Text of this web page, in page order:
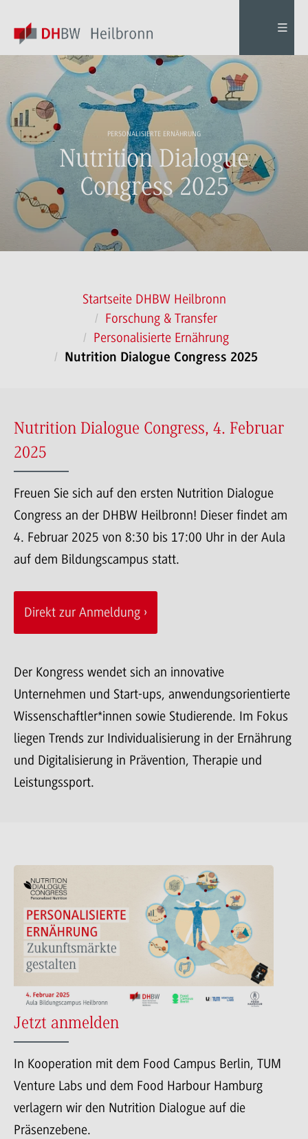
PERSONALISIERTE ERNÄHRUNG
Nutrition Dialogue
Congress 2025
Startseite DHBW Heilbronn
Forschung & Transfer
Personalisierte Ernährung
Nutrition Dialogue Congress 2025
Nutrition Dialogue Congress, 4. Februar
2025
Freuen Sie sich auf den ersten Nutrition Dialogue
Congress an der DHBW Heilbronn! Dieser findet am
4. Februar 2025 von 8:30 bis 17:00 Uhr in der Aula
auf dem Bildungscampus statt.
Direkt zur Anmeldung
Der Kongress wendet sich an innovative
Unternehmen und Start-ups, anwendungsorientierte
Wissenschaftler*innen sowie Studierende. Im Fokus
liegen Trends zur Individualisierung in der Ernährung
und Digitalisierung in Prävention, Therapie und
Leistungssport.
Jetzt anmelden
In Kooperation mit dem Food Campus Berlin, TUM
Venture Labs und dem Food Harbour Hamburg
verlagern wir den Nutrition Dialogue auf die
Präsenzebene.